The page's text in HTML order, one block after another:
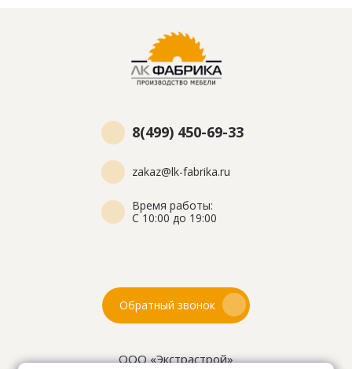
8(499) 450-69-33
zakaz@lk-fabrika.ru
Время работы:
С 10:00 до 19:00
Обратный звонок
ООО «Экстрастрой»